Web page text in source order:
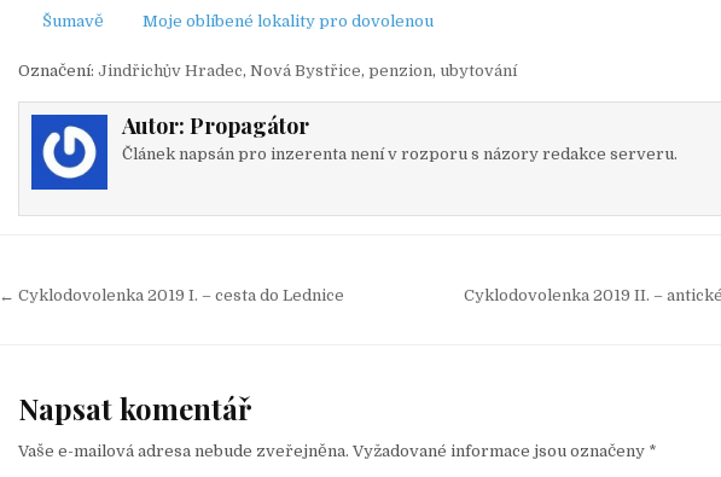
Šumavě Moje oblíbené lokality pro dovolenou
Označení:Jindřichův Hradec,Nová Bystřice,penzion, ubytování
Autor: Propagátor
Článek napsán pro inzerenta není v rozporu s názory redakce serveru.
g
← Cyklodovolenka 2019 I. – cesta do Lednice Cyklodovolenka 2019 II. –
Napsat komentář
Vaše e-mailová adresa nebude zveřejněna. Vyžadované informace jsou označeny *